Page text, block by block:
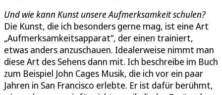
Und wie kann Kunst unsere Aufmerksamkeit schulen?
Die Kunst, die ich besonders gerne mag, ist eine Art
„Aufmerksamkeitsapparat“, der einen trainiert,
etwas anders anzuschauen. Idealerweise nimmt man
diese Art des Sehens dann mit. Ich beschreibe im Buch
zum Beispiel John Cages Musik, die ich vor ein paar
Jahren in San Francisco erlebte. Er ist dafür berühmt,